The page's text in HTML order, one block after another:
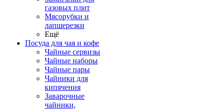
газовых плит
Мясорубки и
лапшерезки
Ещё
Посуда для чая и кофе
Чайные сервизы
Чайные наборы
Чайные пары
Чайники для
кипячения
Заварочные
чайники,